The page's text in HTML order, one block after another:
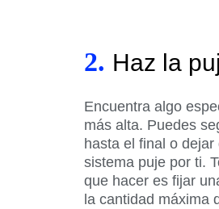
2. Haz la
Encuentra algo
más alta. Puedes
hasta el final o dejar
sistema puje por ti.
que hacer es fijar
la cantidad máxima